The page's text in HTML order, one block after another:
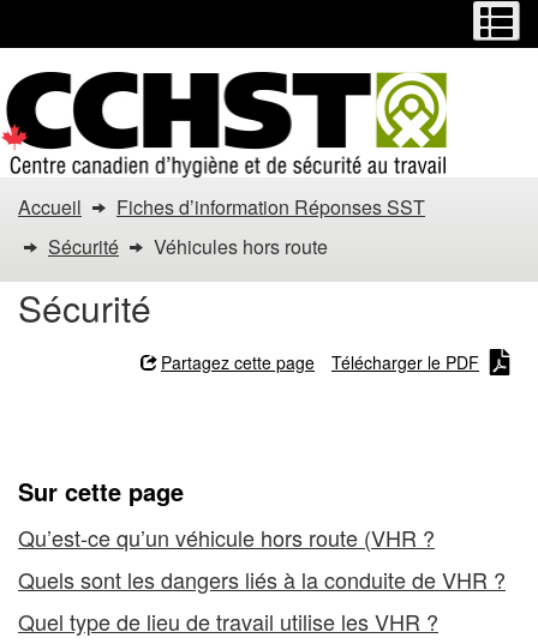
contenu
principal
la
version
HTML
simplifiée
Vous
êtes
dans
route
Accueil
Fiches d’information Réponses SST
Sécurité
Véhicules hors route
Sécurité
Partagez cette page Télécharger le PDF
Sur cette page
Qu’est-ce qu’un véhicule hors route (VHR ?
Quels sont les dangers liés à la conduite de VHR ?
Quel type de lieu de travail utilise les VHR ?